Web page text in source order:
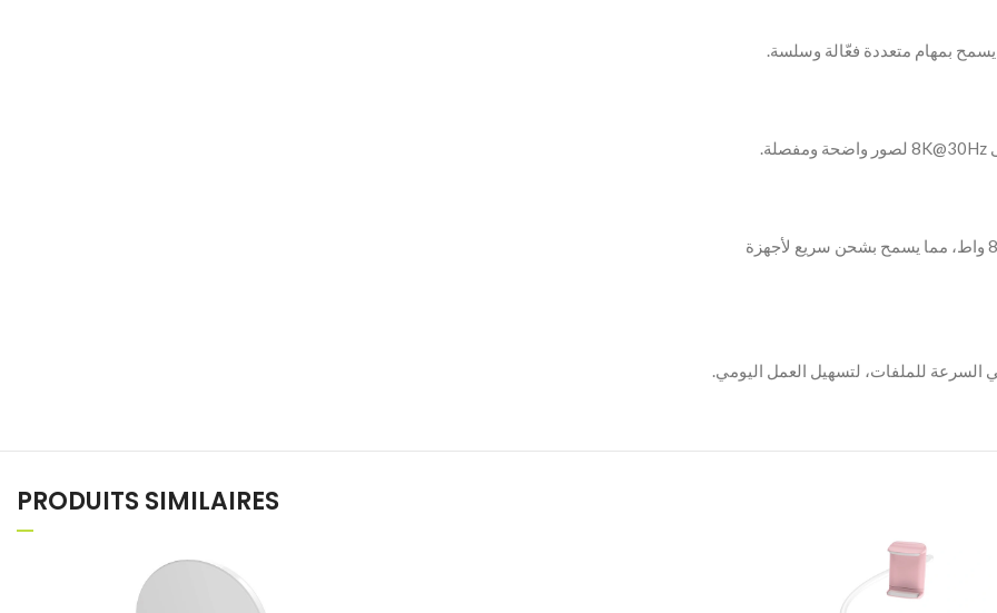
‫- يدعم منفذ USB-C PD الشحن pass-through حتى 85 واط، مما يسمح بشحن سريع لأجهزة
PRODUITS SIMILAIRES